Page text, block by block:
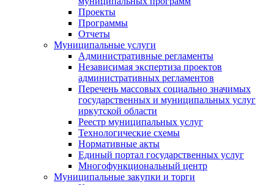
Проекты
Программы
Отчеты
Муниципальные услуги
Административные регламенты
Независимая экспертиза проектов
административных регламентов
Перечень массовых социально значимых
государственных и муниципальных услуг
иркутской области
Реестр муниципальных услуг
Технологические схемы
Нормативные акты
Единый портал государственных услуг
Многофункциональный центр
Муниципальные закупки и торги